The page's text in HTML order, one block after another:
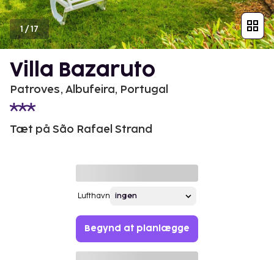
1/17
Villa Bazaruto
Patroves, Albufeira, Portugal
Tæt på São Rafael Strand
Lufthavn
Begynd at planlægge